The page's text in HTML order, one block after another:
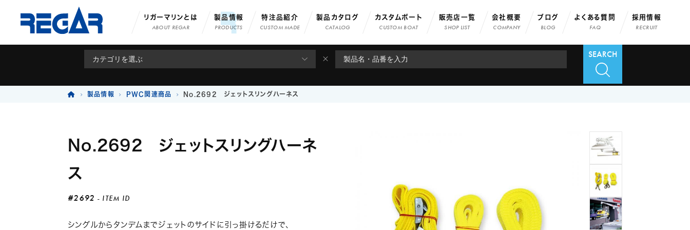
リガーマリンとは
ABOUT REGAR
製品情報
PRODUCTS
特注品紹介
CUSTOM MADE
製品カタログ
CATALOG
カスタムボート
CUSTOM BOAT
販売店一覧
SHOP LIST
会社概要
COMPANY
ブログ
BLOG
よくある質問
FAQ
採用情報
RECRUIT
SEARCH
製品情報 PWC関連商品 No.2692 ジェットスリングハーネス
No.2692 ジェットスリングハーネ
ス
#2692 - ITEM ID
シングルからタンデムまでジェットのサイドに引っ掛けるだけで、